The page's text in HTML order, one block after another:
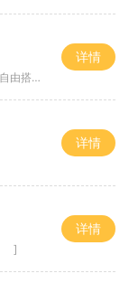
配私
详情
详情
]
详情